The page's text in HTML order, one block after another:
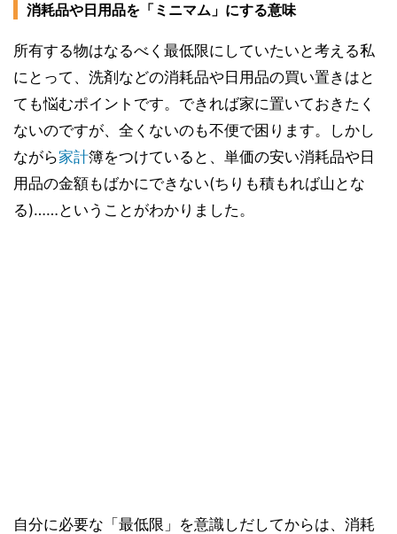
消耗品や日用品を「ミニマム」にする意味
所有する物はなるべく最低限にしていたいと考える私
にとって、洗剤などの消耗品や日用品の買い置きはと
ても悩むポイントです。できれば家に置いておきたく
ないのですが、全くないのも不便で困ります。しかし
ながら家計簿をつけていると、単価の安い消耗品や日
用品の金額もばかにできない(ちりも積もれば山とな
る)……ということがわかりました。
自分に必要な「最低限」を意識しだしてからは、消耗